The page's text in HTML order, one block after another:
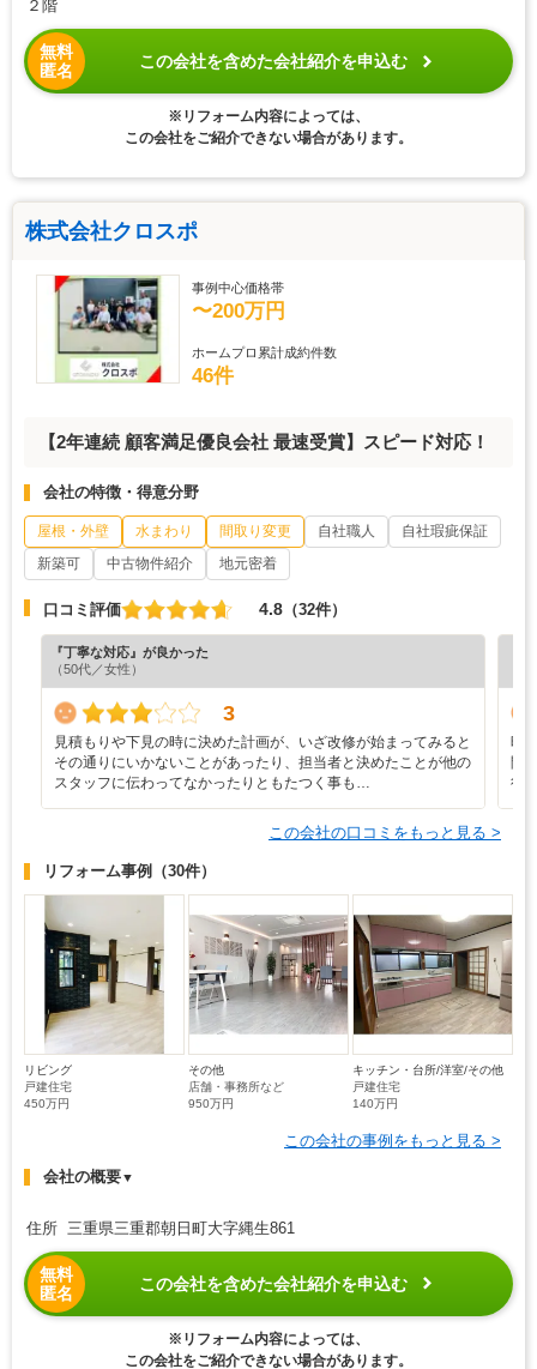
２階
無料
匿名
この会社を含めた会社紹介を申込む
※リフォーム内容によっては、
この会社をご紹介できない場合があります。
株式会社クロスポ
事例中心価格帯
〜200万円
ホームプロ累計成約件数
46件
【2年連続 顧客満足優良会社 最速受賞】スピード対応！
会社の特徴・得意分野
屋根・外壁 水まわり 間取り変更 自社職人
自社瑕疵保証
新築可
中古物件紹介 地元密着
口コミ評価 4.8 （32件）
『丁寧な対応』が良かった
（50代／女性）
3
見積もりや下見の時に決めた計画が、いざ改修が始まってみると
その通りにいかないことがあったり、担当者と決めたことが他の
スタッフに伝わってなかったりともたつく事も…
時
間
行
この会社の口コミをもっと見る >
リフォーム事例 （30件）
リビング
戸建住宅
450万円
その他
店舗・事務所など
950万円
キッチン・台所/洋室/その他
戸建住宅
140万円
この会社の事例をもっと見る >
会社の概要▼
住所 三重県三重郡朝日町大字縄生861
無料
匿名
この会社を含めた会社紹介を申込む
※リフォーム内容によっては、
この会社をご紹介できない場合があります。